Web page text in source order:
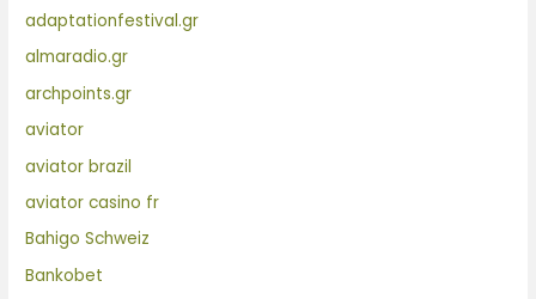
adaptationfestival.gr
almaradio.gr
archpoints.gr
aviator
aviator brazil
aviator casino fr
Bahigo Schweiz
Bankobet